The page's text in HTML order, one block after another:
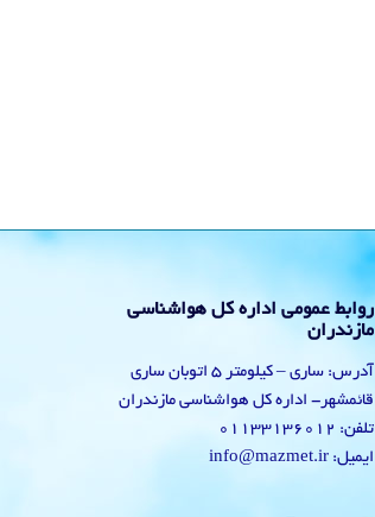
روابط عمومی اداره کل هواشناسی
مازندران
آدرس: ساری – کیلومتر 5 اتوبان ساری
قائمشهر- اداره کل هواشناسی مازندران
تلفن: 01133136012
ایمیل: info@mazmet.ir